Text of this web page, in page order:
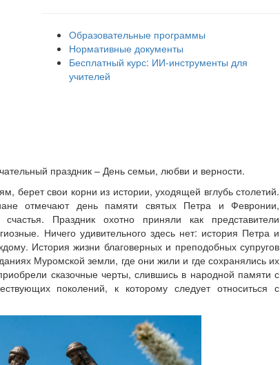
Образовательные программы
Нормативные документы
Бесплатный курс: ИИ‑инструменты для
учителей
праздник – День семьи, любви и верности.
свои корни из истории, уходящей вглубь столетий.
отмечают день памяти святых Петра и Февронии,
Праздник охотно приняли как представители
Ничего удивительного здесь нет: история Петра и
История жизни благоверных и преподобных супругов
Муромской земли, где они жили и где сохранялись их
сказочные черты, слившись в народной памяти с
поколений, к которому следует относиться с